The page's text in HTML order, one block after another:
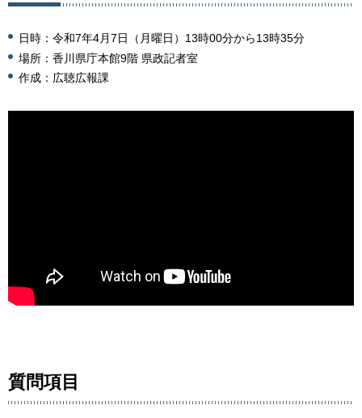
日時：令和7年4月7日（月曜日）13時00分から13時35分
場所：香川県庁本館9階 県政記者室
作成：広聴広報課
質問項目